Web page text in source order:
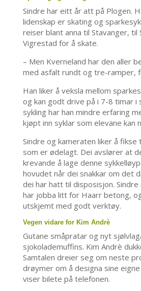
Sindre har eitt år att på Plogen.
lidenskap er skating og
reiser blant anna til Stavanger, til
Vigrestad for å skate.
– Men Kverneland har den aller
med asfalt rundt og tre-ramper,
Han liker å veksla mellom
og kan godt drive på i 7-8 timar i
sykling har han mindre erfaring
kjøpt inn syklar som elevane kan
Sindre og kameraten liker å fikse
som er ødelagt. Dei avslører at
krevande å lage denne
hovudet når dei snakkar om det
dei har hatt til disposisjon.
har jobba litt for Haarr betong,
utskjemt med godt verktøy.
Vegen vidare for Kim Andrè
Gutane småpratar og nyt
sjokolademuffins. Kim Andrè
Samtalen dreier seg om neste
drøymer om å designa sine
viser bilete på telefonen.